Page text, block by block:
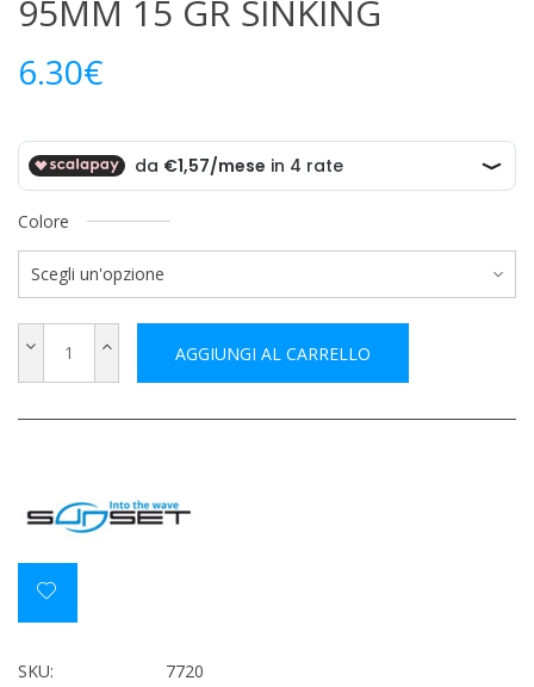
95MM 15 GR SINKING
6.30€
Colore
AGGIUNGI AL CARRELLO
SKU:
7720